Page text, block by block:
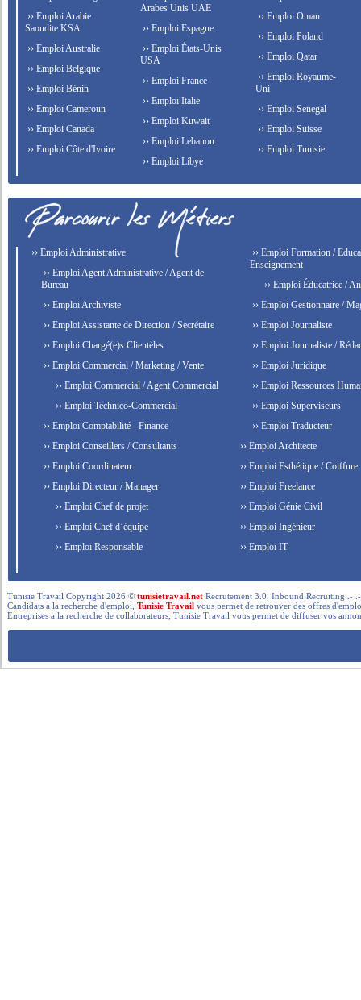
›› Emploi Arabie
Saoudite KSA
›› Emploi Australie
›› Emploi Belgique
›› Emploi Bénin
›› Emploi Cameroun
›› Emploi Canada
›› Emploi Côte d'Ivoire
Arabes Unis UAE
›› Emploi Espagne
›› Emploi États-Unis
USA
›› Emploi France
›› Emploi Italie
›› Emploi Kuwait
›› Emploi Lebanon
›› Emploi Libye
›› Emploi Oman
›› Emploi Poland
›› Emploi Qatar
›› Emploi Royaume-
Uni
›› Emploi Senegal
›› Emploi Suisse
›› Emploi Tunisie
›› Emploi Administrative
›› Emploi Agent Administrative / Agent de
Bureau
›› Emploi Archiviste
›› Emploi Assistante de Direction / Secrétaire
›› Emploi Chargé(e)s Clientèles
›› Emploi Commercial / Marketing / Vente
›› Emploi Commercial / Agent Commercial
›› Emploi Technico-Commercial
›› Emploi Comptabilité - Finance
›› Emploi Conseillers / Consultants
›› Emploi Coordinateur
›› Emploi Directeur / Manager
›› Emploi Chef de projet
›› Emploi Chef d’équipe
›› Emploi Responsable
›› Emploi Formation /
Enseignement
›› Emploi Éducatrice /
›› Emploi Gestionnaire /
›› Emploi Journaliste
›› Emploi Journaliste /
›› Emploi Juridique
›› Emploi Ressources
›› Emploi Superviseurs
›› Emploi Traducteur
›› Emploi Architecte
›› Emploi Esthétique / Coiffure
›› Emploi Freelance
›› Emploi Génie Civil
›› Emploi Ingénieur
›› Emploi IT
Tunisie Travail Copyright 2026 ©tunisietravail.net Recrutement 3.0, Inbound Recruiting .-
Candidats a la recherche d'emploi,Tunisie Travail vous permet de retrouver des offres
Entreprises a la recherche de collaborateurs, Tunisie Travail vous permet de diffuser vos